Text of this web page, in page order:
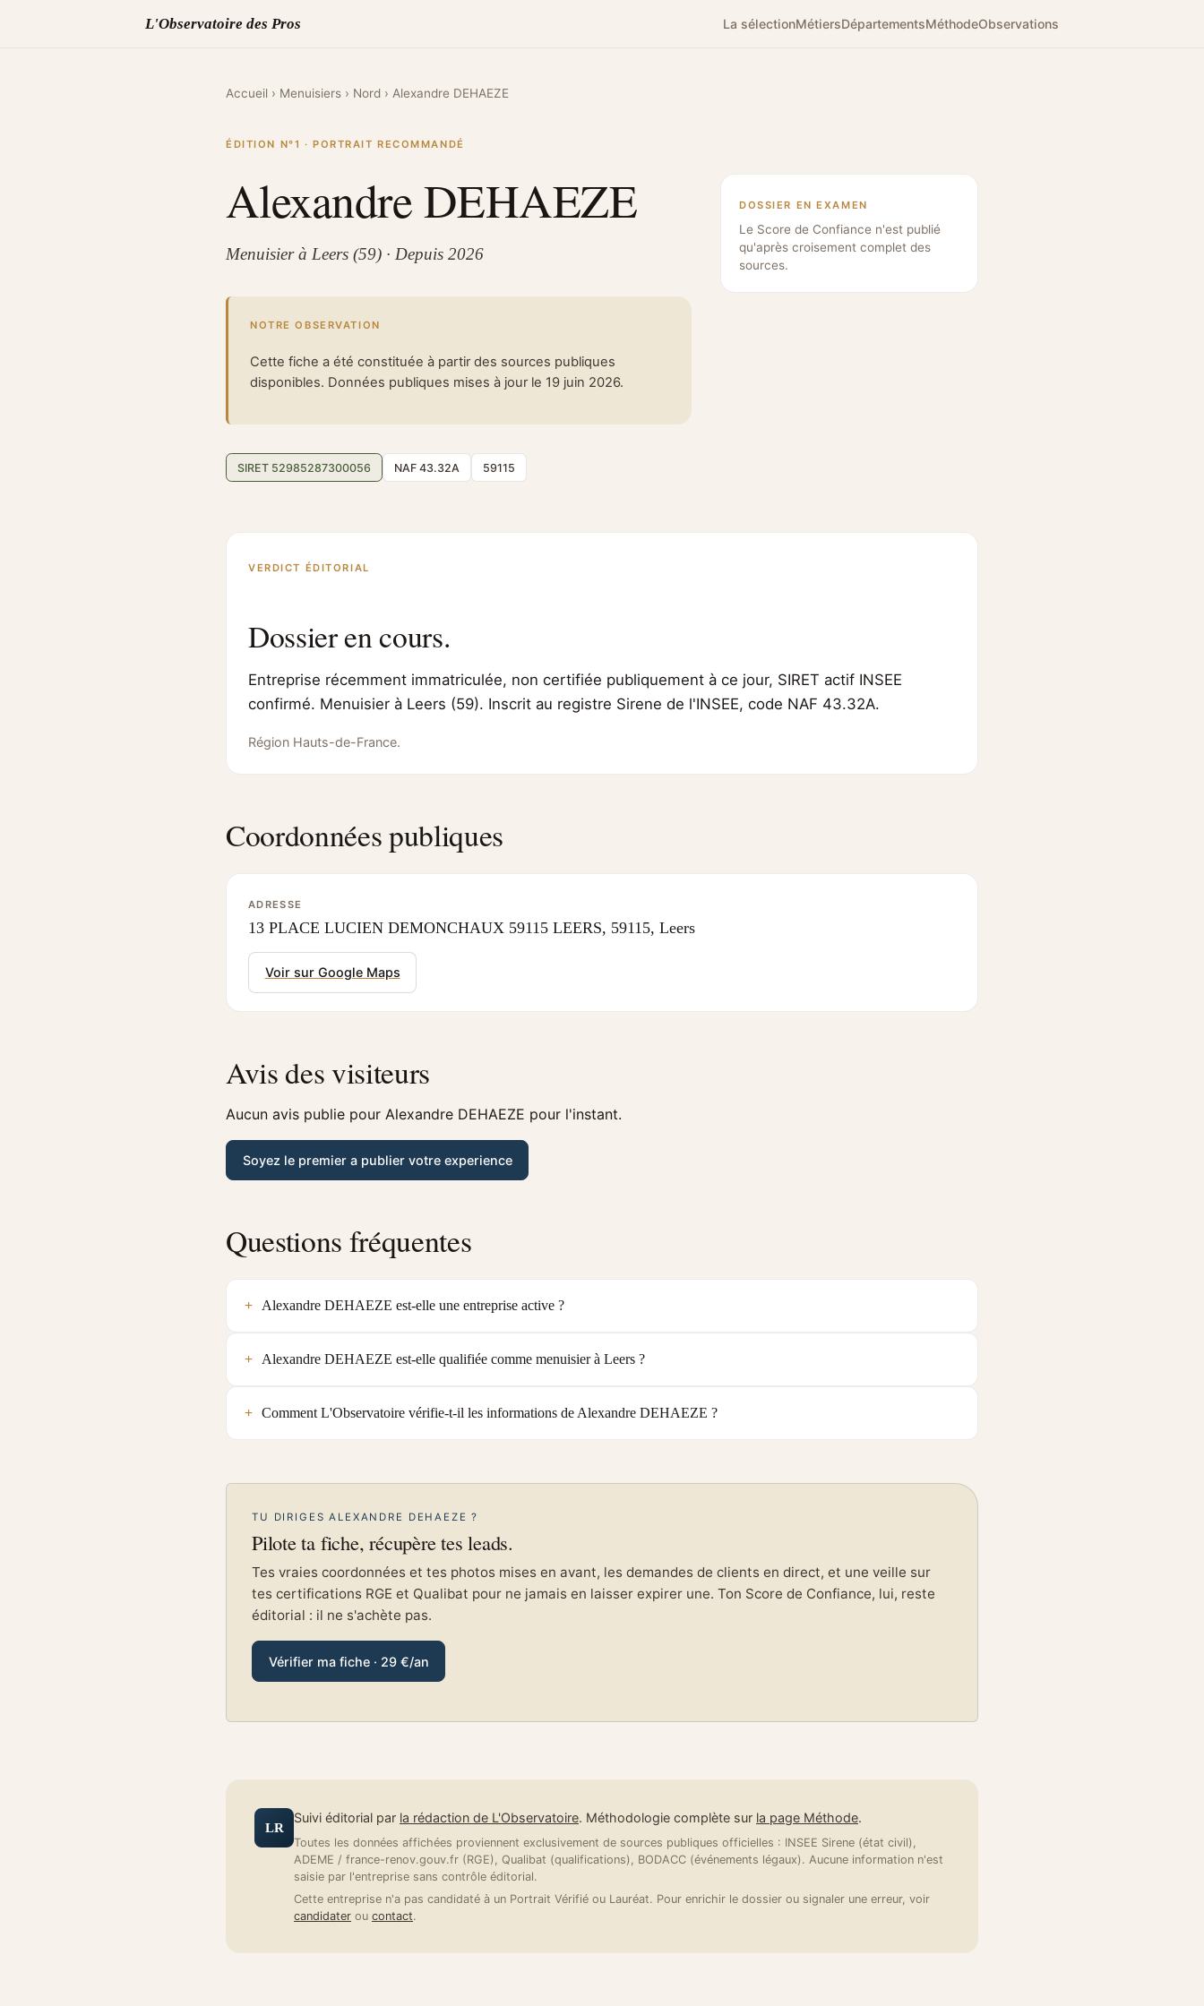
L'Observatoire des Pros La sélectionMétiersDépartementsMéthodeObservations
Accueil › Menuisiers › Nord › Alexandre DEHAEZE
ÉDITION N°1 · PORTRAIT RECOMMANDÉ
Alexandre DEHAEZE
Menuisier à Leers (59) · Depuis 2026
NOTRE OBSERVATION
Cette fiche a été constituée à partir des sources publiques
disponibles. Données publiques mises à jour le 19 juin 2026.
SIRET 52985287300056 NAF 43.32A 59115
DOSSIER EN EXAMEN
Le Score de Confiance n'est publié
qu'après croisement complet des
sources.
VERDICT ÉDITORIAL
Dossier en cours.
Entreprise récemment immatriculée, non certifiée publiquement à ce jour, SIRET actif INSEE
confirmé. Menuisier à Leers (59). Inscrit au registre Sirene de l'INSEE, code NAF 43.32A.
Région Hauts-de-France.
Coordonnées publiques
ADRESSE
13 PLACE LUCIEN DEMONCHAUX 59115 LEERS, 59115, Leers
Voir sur Google Maps
Avis des visiteurs
Aucun avis publie pour Alexandre DEHAEZE pour l'instant.
Soyez le premier a publier votre experience
Questions fréquentes
Alexandre DEHAEZE est-elle une entreprise active ?
Alexandre DEHAEZE est-elle qualifiée comme menuisier à Leers ?
Comment L'Observatoire vérifie-t-il les informations de Alexandre DEHAEZE ?
TU DIRIGES ALEXANDRE DEHAEZE ?
Pilote ta fiche, récupère tes leads.
Tes vraies coordonnées et tes photos mises en avant, les demandes de clients en direct, et une veille sur
tes certifications RGE et Qualibat pour ne jamais en laisser expirer une. Ton Score de Confiance, lui, reste
éditorial : il ne s'achète pas.
Vérifier ma fiche · 29 €/an
LR
Suivi éditorial par la rédaction de L'Observatoire. Méthodologie complète sur la page Méthode.
Toutes les données affichées proviennent exclusivement de sources publiques officielles : INSEE Sirene (état civil),
ADEME / france-renov.gouv.fr (RGE), Qualibat (qualifications), BODACC (événements légaux). Aucune information n'est
saisie par l'entreprise sans contrôle éditorial.
Cette entreprise n'a pas candidaté à un Portrait Vérifié ou Lauréat. Pour enrichir le dossier ou signaler une erreur, voir
candidater ou contact.